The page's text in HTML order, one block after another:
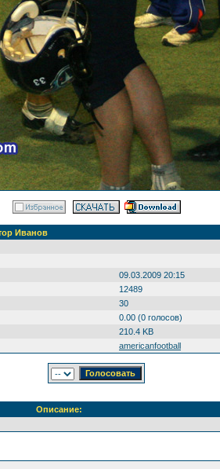
Иванов
09.03.2009 20:15
12489
30
0.00 (0 голосов)
210.4 KB
americanfootball
Описание: